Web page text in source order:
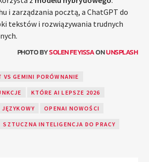
i zarządzania pocztą, a ChatGPT do
tekstów i rozwiązywania trudnych
PHOTO BYSOLEN FEYISSAONUNSPLASH
VS GEMINI PORÓWNANIE
KTÓRE AI LEPSZE 2026
OPENAI NOWOŚCI
SZTUCZNA INTELIGENCJA DO PRACY